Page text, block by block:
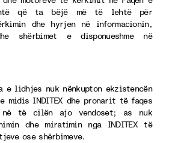
që ta bëjë më të lehtë për
dhe hyrjen në informacionin,
shërbimet e disponueshme në
lidhjes nuk nënkupton ekzistencën
midis INDITEX dhe pronarit të faqes
të cilën ajo vendoset; as nuk
dhe miratimin nga INDITEX të
ose shërbimeve.